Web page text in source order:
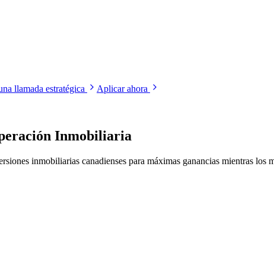
llamada estratégica Aplicar ahora
Inmobiliaria
inmobiliarias canadienses para máximas ganancias mientras los